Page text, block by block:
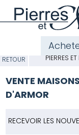
RETOUR PIERRES ET
VENTE
D'ARMOR
RECEVOIR LES